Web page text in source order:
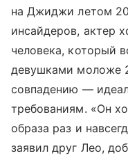
на Джиджи летом
инсайдеров, актер
человека, который
девушками моложе
совпадению —
требованиям. «Он
образа раз и
заявил друг Лео,